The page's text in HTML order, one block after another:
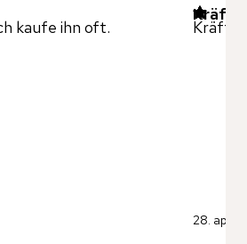
kaufe ihn oft.
28. april